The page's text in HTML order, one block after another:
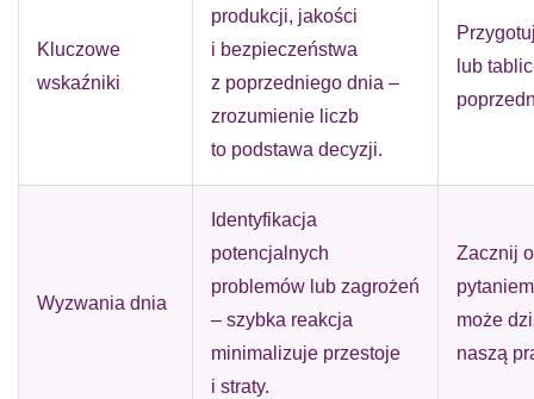
Kluczowe
wskaźniki
produkcji, jakości
i bezpieczeństwa
z poprzedniego dnia –
zrozumienie liczb
to podstawa decyzji.
lub
Wyzwania dnia
Identyfikacja
potencjalnych
problemów lub zagrożeń
– szybka reakcja
minimalizuje przestoje
i straty.
Zacznij
może
naszą